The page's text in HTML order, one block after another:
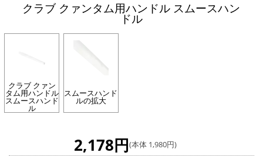
クラブ クァンタム用ハンドル スムースハン
ドル
クラブ クァン
タム用ハンドル
スムースハンド
ル
スムースハンド
ルの拡大
2,178円(本体 1,980円)